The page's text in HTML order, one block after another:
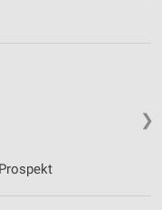
❯